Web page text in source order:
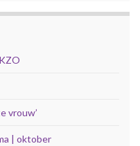
vrouw’
| oktober